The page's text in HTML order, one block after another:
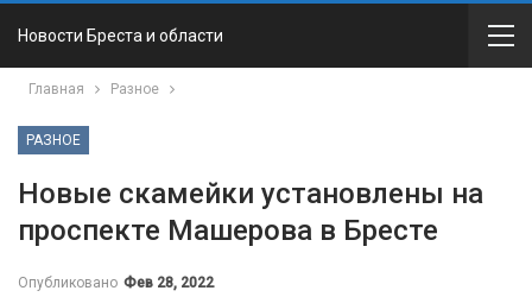
Новости Бреста и области
Главная Разное
РАЗНОЕ
Новые скамейки установлены на
проспекте Машерова в Бресте
Опубликовано Фев 28, 2022